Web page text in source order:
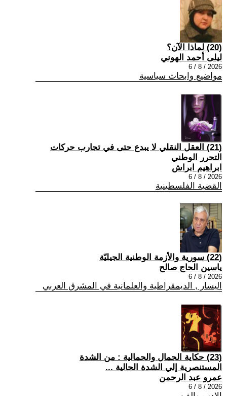
(20) لماذا الآن؟
ليلى أحمد الهوني
2026 / 8 / 6
مواضيع وابحاث سياسية
(21) العقل النقلي لا يبدع حتى في تجارب حركات
التحرر الوطني
ابراهيم ابراش
2026 / 8 / 6
القضية الفلسطينية
(22) سورية والأزمة الوطنية الجيليّة
ياسين الحاج صالح
2026 / 8 / 6
اليسار , الديمقراطية والعلمانية في المشرق العربي
(23) حكاية الجمال والجمالية : من الشدة
المستنصرية إلي الشدة الحالية ...
عمرو عبد الرحمن
2026 / 8 / 6